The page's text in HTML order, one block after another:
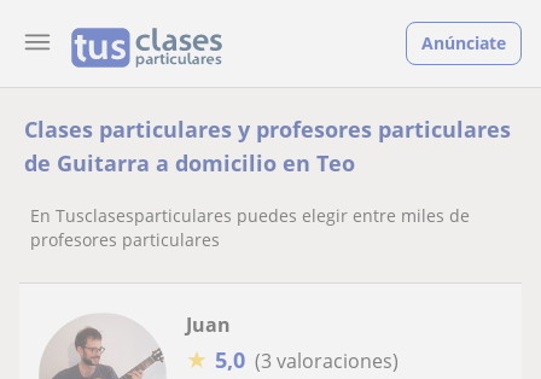
Anúnciate
Clases particulares y profesores particulares
de Guitarra a domicilio en Teo
En Tusclasesparticulares puedes elegir entre miles de
profesores particulares
Juan
★ 5,0 (3 valoraciones)